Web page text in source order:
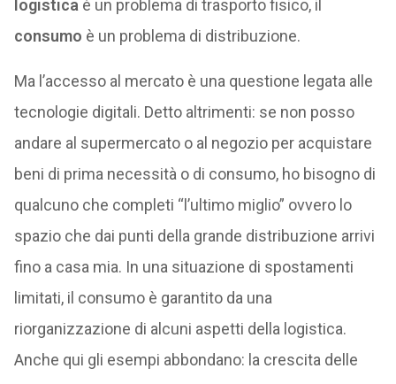
logistica è un problema di trasporto fisico, il
consumo è un problema di distribuzione.
Ma l’accesso al mercato è una questione legata alle
tecnologie digitali. Detto altrimenti: se non posso
andare al supermercato o al negozio per acquistare
beni di prima necessità o di consumo, ho bisogno di
qualcuno che completi “l’ultimo miglio” ovvero lo
spazio che dai punti della grande distribuzione arrivi
fino a casa mia. In una situazione di spostamenti
limitati, il consumo è garantito da una
riorganizzazione di alcuni aspetti della logistica.
Anche qui gli esempi abbondano: la crescita delle